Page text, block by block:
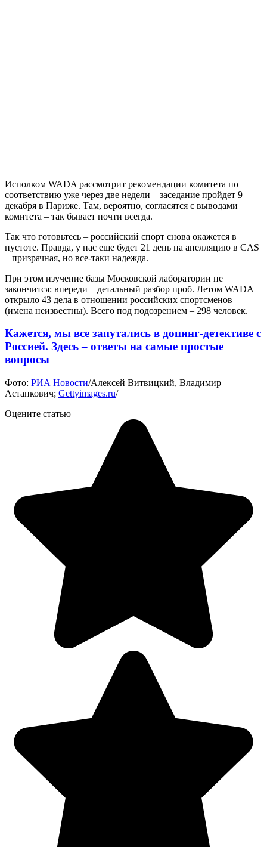
Исполком WADA рассмотрит рекомендации комитета по
соответствию уже через две недели – заседание пройдет 9
декабря в Париже. Там, вероятно, согласятся с выводами
комитета – так бывает почти всегда.
Так что готовьтесь – российский спорт снова окажется в
пустоте. Правда, у нас еще будет 21 день на апелляцию в CAS
– призрачная, но все-таки надежда.
При этом изучение базы Московской лаборатории не
закончится: впереди – детальный разбор проб. Летом WADA
открыло 43 дела в отношении российских спортсменов
(имена неизвестны). Всего под подозрением – 298 человек.
Кажется, мы все запутались в допинг-детективе с
Россией. Здесь – ответы на самые простые
вопросы
Фото: РИА Новости/Алексей Витвицкий, Владимир
Астапкович; Gettyimages.ru/
Оцените статью